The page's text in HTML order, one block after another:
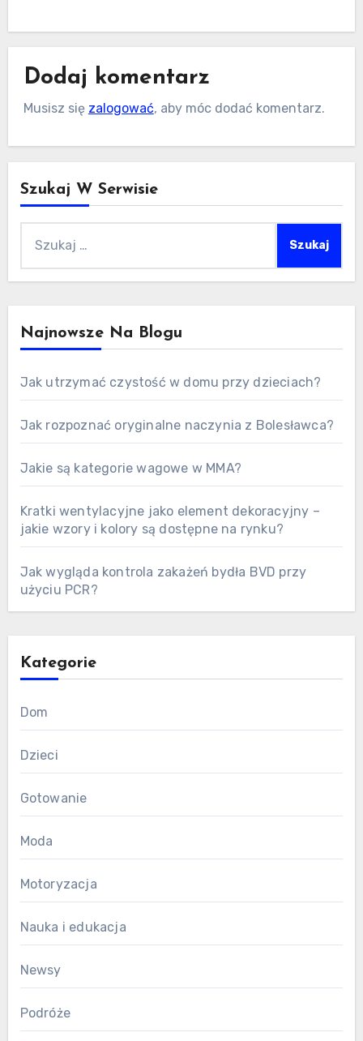
Dodaj komentarz
Musisz się zalogować, aby móc dodać komentarz.
Szukaj W Serwisie
Najnowsze Na Blogu
Jak utrzymać czystość w domu przy dzieciach?
Jak rozpoznać oryginalne naczynia z Bolesławca?
Jakie są kategorie wagowe w MMA?
Kratki wentylacyjne jako element dekoracyjny –
jakie wzory i kolory są dostępne na rynku?
Jak wygląda kontrola zakażeń bydła BVD przy
użyciu PCR?
Kategorie
Dom
Dzieci
Gotowanie
Moda
Motoryzacja
Nauka i edukacja
Newsy
Podróże